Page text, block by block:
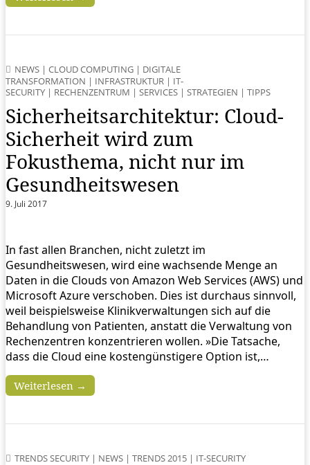
NEWS | CLOUD COMPUTING | DIGITALE
TRANSFORMATION | INFRASTRUKTUR | IT-
SECURITY | RECHENZENTRUM | SERVICES | STRATEGIEN | TIPPS
Sicherheitsarchitektur: Cloud-
Sicherheit wird zum
Fokusthema, nicht nur im
Gesundheitswesen
9. Juli 2017
In fast allen Branchen, nicht zuletzt im
Gesundheitswesen, wird eine wachsende Menge an
Daten in die Clouds von Amazon Web Services (AWS) und
Microsoft Azure verschoben. Dies ist durchaus sinnvoll,
weil beispielsweise Klinikverwaltungen sich auf die
Behandlung von Patienten, anstatt die Verwaltung von
Rechenzentren konzentrieren wollen. »Die Tatsache,
dass die Cloud eine kostengünstigere Option ist,…
Weiterlesen →
TRENDS SECURITY | NEWS | TRENDS 2015 | IT-SECURITY